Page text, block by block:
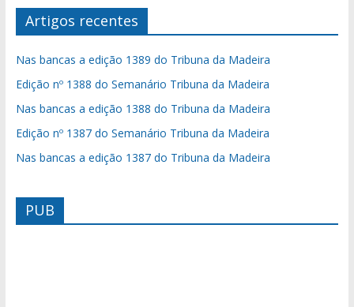
Artigos recentes
Nas bancas a edição 1389 do Tribuna da Madeira
Edição nº 1388 do Semanário Tribuna da Madeira
Nas bancas a edição 1388 do Tribuna da Madeira
Edição nº 1387 do Semanário Tribuna da Madeira
Nas bancas a edição 1387 do Tribuna da Madeira
PUB